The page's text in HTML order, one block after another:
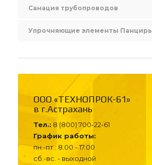
Санация трубопроводов
Упрочняющие элементы Панцирь
ООО «ТЕХНОПРОК-61»
в г.Астрахань
Тел.: 8 (800) 700-22-61
График работы:
пн.-пт.: 8.00 - 17.00
сб.-вс. - выходной